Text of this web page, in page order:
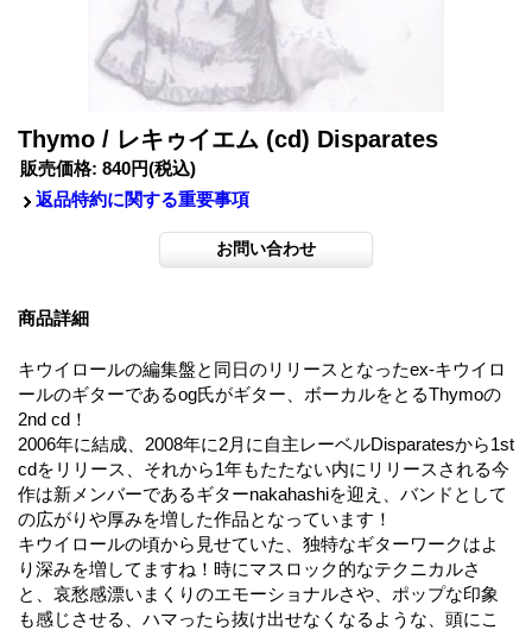
Thymo / レキゥイエム (cd) Disparates
販売価格: 840円(税込)
返品特約に関する重要事項
商品詳細
キウイロールの編集盤と同日のリリースとなったex-キウイロ
ールのギターであるog氏がギター、ボーカルをとるThymoの
2nd cd！
2006年に結成、2008年に2月に自主レーベルDisparatesから1st
cdをリリース、それから1年もたたない内にリリースされる今
作は新メンバーであるギターnakahashiを迎え、バンドとして
の広がりや厚みを増した作品となっています！
キウイロールの頃から見せていた、独特なギターワークはよ
り深みを増してますね！時にマスロック的なテクニカルさ
と、哀愁感漂いまくりのエモーショナルさや、ポップな印象
も感じさせる、ハマったら抜け出せなくなるような、頭にこ